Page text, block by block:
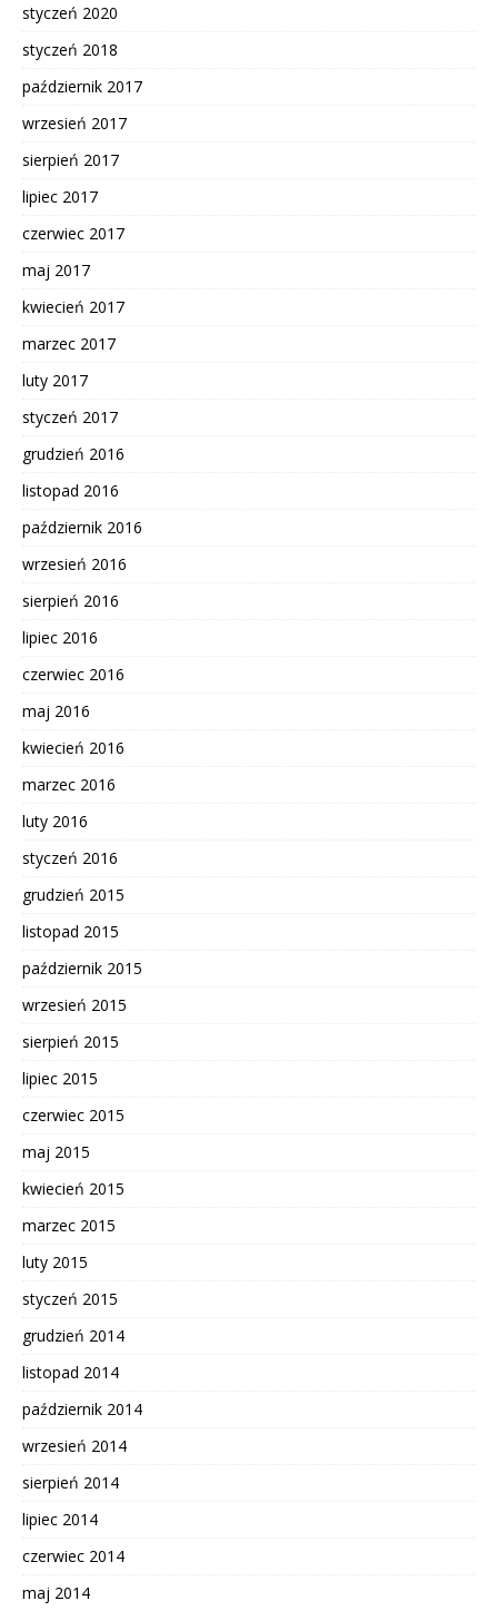
styczeń 2020
styczeń 2018
październik 2017
wrzesień 2017
sierpień 2017
lipiec 2017
czerwiec 2017
maj 2017
kwiecień 2017
marzec 2017
luty 2017
styczeń 2017
grudzień 2016
listopad 2016
październik 2016
wrzesień 2016
sierpień 2016
lipiec 2016
czerwiec 2016
maj 2016
kwiecień 2016
marzec 2016
luty 2016
styczeń 2016
grudzień 2015
listopad 2015
październik 2015
wrzesień 2015
sierpień 2015
lipiec 2015
czerwiec 2015
maj 2015
kwiecień 2015
marzec 2015
luty 2015
styczeń 2015
grudzień 2014
listopad 2014
październik 2014
wrzesień 2014
sierpień 2014
lipiec 2014
czerwiec 2014
maj 2014